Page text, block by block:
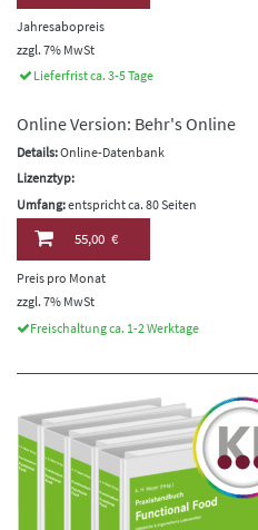
Jahresabopreis
zzgl. 7% MwSt
Lieferfrist ca. 3-5 Tage
Online Version: Behr's Online
Details:Online-Datenbank
Lizenztyp:
Umfang:entspricht ca. 80 Seiten
55,00 €
Preis pro Monat
zzgl. 7% MwSt
Freischaltung ca. 1-2 Werktage